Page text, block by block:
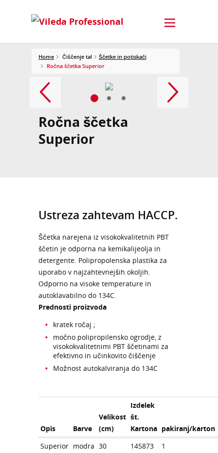
Home Čiščenje tal
Ščetke in potiskači
Ročna ščetka Superior
Ročna ščetka
Superior
Ustreza zahtevam HACCP.
Ščetka narejena iz visokokvalitetnih PBT
ščetin je odporna na kemikalijeolja in
detergente. Polipropolenska plastika za
uporabo v najzahtevnejših okoljih.
Odporno na visoke temperature in
autoklavabilno do 134C.
Prednosti proizvoda
kratek ročaj ;
močno polipropilensko ogrodje, z
visokokvalitetnimi PBT ščetinami za
efektivno in učinkovito čiščenje
Možnost autokalviranja do 134C
Opis Barve
Velikost
(cm)
Izdelek
št.
Kartona pakiranj/karton
Superior modra 30 145873 1